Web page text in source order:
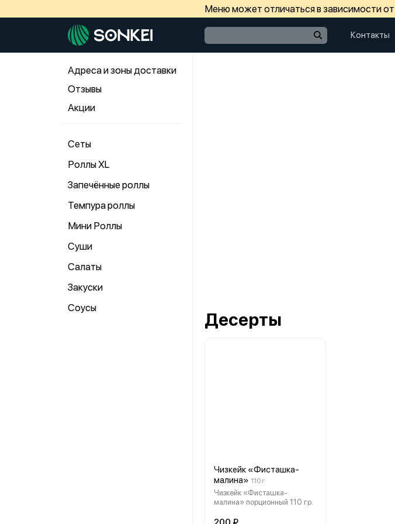
Меню может отличаться в зависимости
Контакты
Адреса и зоны доставки
Отзывы
Акции
Сеты
Роллы ХL
Запечённые роллы
Темпура роллы
Мини Роллы
Суши
Салаты
Закуски
Соусы
Десерты
Чизкейк «Фисташка-
малина» 110 г
Чизкейк «Фисташка-
малина» порционный 110 гр.